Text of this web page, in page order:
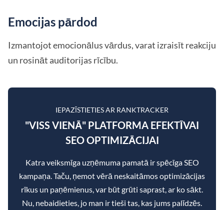
Emocijas pārdod
Izmantojot emocionālus vārdus, varat izraisīt reakciju
un rosināt auditorijas rīcību.
IEPAZĪSTIETIES AR RANKTRACKER
"VISS VIENĀ" PLATFORMA EFEKTĪVAI
SEO OPTIMIZĀCIJAI
Katra veiksmīga uzņēmuma pamatā ir spēcīga SEO
kampaņa. Taču, ņemot vērā neskaitāmos optimizācijas
rīkus un paņēmienus, var būt grūti saprast, ar ko sākt.
Nu, nebaidieties, jo man ir tieši tas, kas jums palīdzēs.